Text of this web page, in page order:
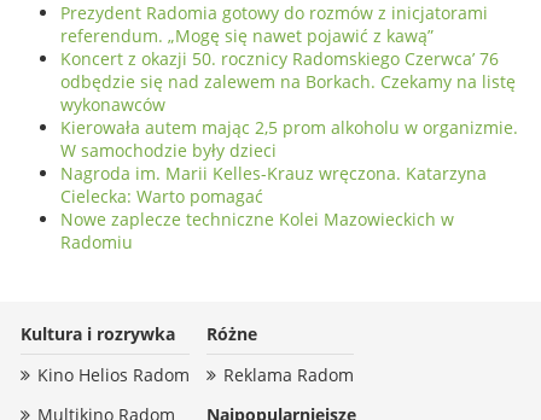
Prezydent Radomia gotowy do rozmów z inicjatorami
referendum. „Mogę się nawet pojawić z kawą”
Koncert z okazji 50. rocznicy Radomskiego Czerwca’ 76
odbędzie się nad zalewem na Borkach. Czekamy na listę
wykonawców
Kierowała autem mając 2,5 prom alkoholu w organizmie.
W samochodzie były dzieci
Nagroda im. Marii Kelles-Krauz wręczona. Katarzyna
Cielecka: Warto pomagać
Nowe zaplecze techniczne Kolei Mazowieckich w
Radomiu
Kultura i rozrywka
Kino Helios Radom
Multikino Radom
Różne
Reklama Radom
Najpopularniejsze